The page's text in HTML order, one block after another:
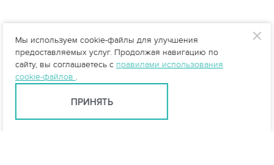
Мы используем cookie-файлы для улучшения
предоставляемых услуг. Продолжая навигацию по
сайту, вы соглашаетесь с правилами использования
cookie-файлов .
ПРИНЯТЬ